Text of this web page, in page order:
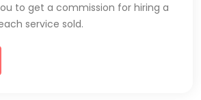
to get a commission for hiring a
service sold.